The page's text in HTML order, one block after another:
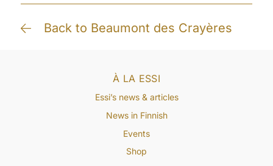
Back to Beaumont des Crayères
À LA ESSI
Essi’s news & articles
News in Finnish
Events
Shop